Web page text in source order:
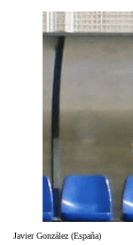
Javier González (España)